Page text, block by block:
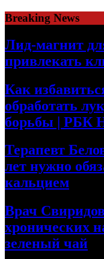
Skip
to
content
Breaking News
Лид-магнит
привлекать
Как
обработать
борьбы | РБК
Терапевт
лет нужно
кальцием
Врач
хронических
зеленый чай